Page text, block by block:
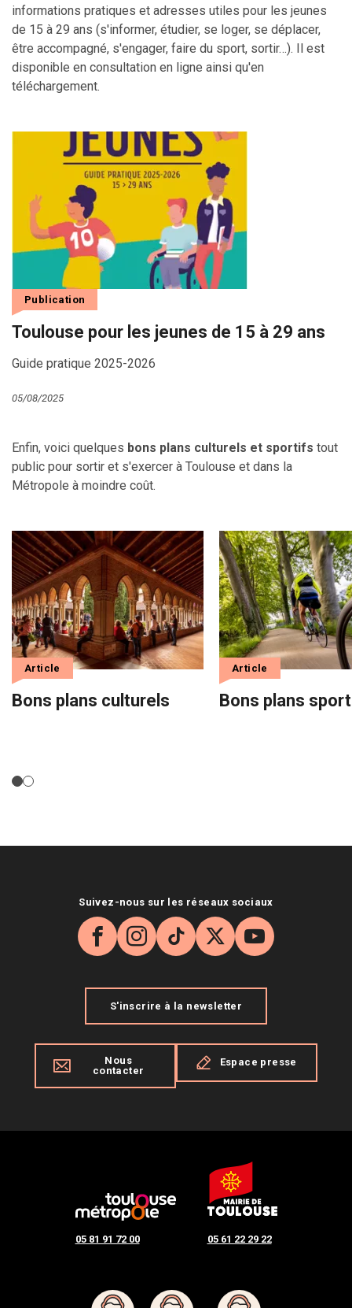
informations pratiques et adresses utiles pour les jeunes
de 15 à 29 ans (s'informer, étudier, se loger, se déplacer,
être accompagné, s'engager, faire du sport, sortir…). Il est
disponible en consultation en ligne ainsi qu'en
téléchargement.
Toulouse pour les jeunes de 15 à 29 ans
Publication
Guide pratique 2025-2026
05/08/2025
Enfin, voici quelques bons plans culturels et sportifs tout
public pour sortir et s'exercer à Toulouse et dans la
Métropole à moindre coût.
Bons plans culturels
Article
Bons plans
Article
05 81 91 72 00 05 61 22 29 22
Suivez-nous sur les réseaux sociaux
Facebook
Instagram
TikTok
X YouTube
S'inscrire à la newsletter
Nous
contacter
Espace presse